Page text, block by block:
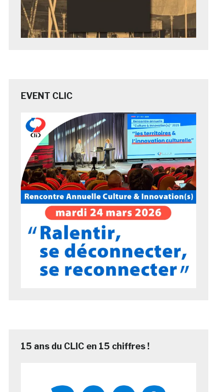
EVENT CLIC
15 ans du CLIC en 15 chiffres !